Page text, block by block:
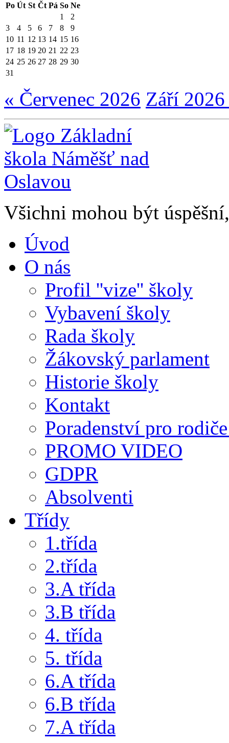
Po Út St Čt Pá So Ne
1
2
3
4 5 6 7 8
9
10 11 12 13 14 15 16
17 18 19 20 21 22 23
24 25 26 27 28 29 30
31
« Červenec 2026 Září
Všichni mohou být
Úvod
O nás
Profil ''vize'' školy
Vybavení školy
Rada školy
Žákovský parlament
Historie školy
Kontakt
Poradenství pro
PROMO VIDEO
GDPR
Absolventi
Třídy
1.třída
2.třída
3.A třída
3.B třída
4. třída
5. třída
6.A třída
6.B třída
7.A třída